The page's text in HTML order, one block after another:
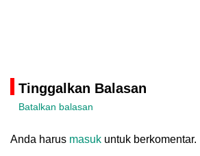
Tinggalkan Balasan
Batalkan balasan
Anda harus masuk untuk berkomentar.